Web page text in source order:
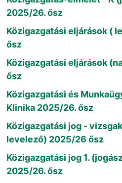
2025/26. ősz
Közigazgatási eljárások (
ősz
Közigazgatási eljárások
ősz
Közigazgatási és
Klinika 2025/26. ősz
Közigazgatási jog -
levelező) 2025/26 ősz
Közigazgatási jog 1.
2025/26. ősz